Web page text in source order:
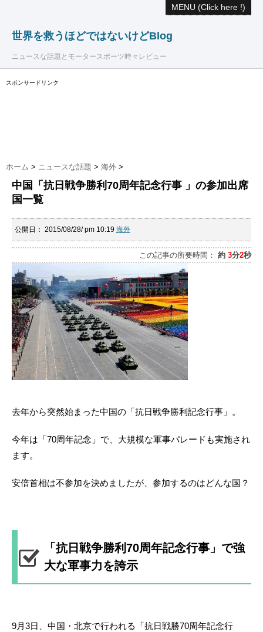
MENU (Click here !)
世界を救うほどではないけどBlog
ニュースな話題とモータースポーツ時々レビュー
スポンサードリンク
ホーム > ニュースな話題 > 海外 >
中国「抗日戦争勝利70周年記念行事 」の参加出席
国一覧
公開日： 2015/08/28/ pm 10:19 海外
この記事の所要時間： 約 3分2秒
去年から突然始まった中国の「抗日戦争勝利記念行事」。
今年は「70周年記念」で、大規模な軍事パレードも実施され
ます。
安倍首相は不参加を決めましたが、参加するのはどんな国？
「抗日戦争勝利70周年記念行事」で強
大な軍事力を誇示
9月3日、中国・北京で行われる「抗日戦勝70周年記念行